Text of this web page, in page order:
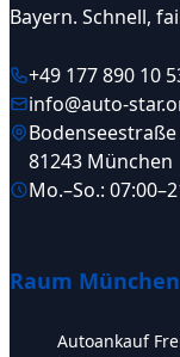
Bayern. Schnell,
+49 177 890 10
info@auto-
Bodenseestraße
81243 München
Mo.–So.:
Raum München
Autoankauf